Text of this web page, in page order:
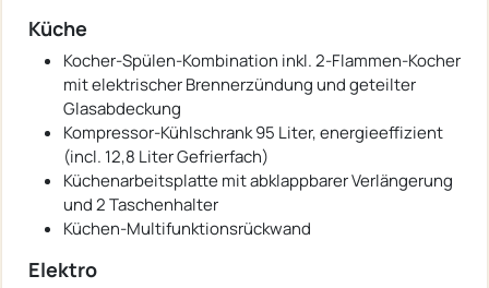
Küche
Kocher-Spülen-Kombination inkl. 2-Flammen-Kocher
mit elektrischer Brennerzündung und geteilter
Glasabdeckung
Kompressor-Kühlschrank 95 Liter, energieeffizient
(incl. 12,8 Liter Gefrierfach)
Küchenarbeitsplatte mit abklappbarer Verlängerung
und 2 Taschenhalter
Küchen-Multifunktionsrückwand
Elektro